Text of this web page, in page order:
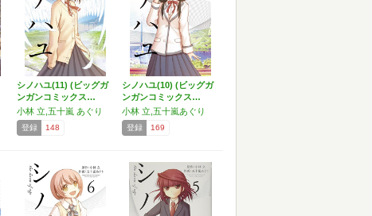
シノハユ(11) (ビッグガ
ンガンコミックス…
小林 立,五十嵐 あぐり
登録 148
シノハユ(10) (ビッグガ
ンガンコミックス…
小林 立,五十嵐あぐり
登録 169